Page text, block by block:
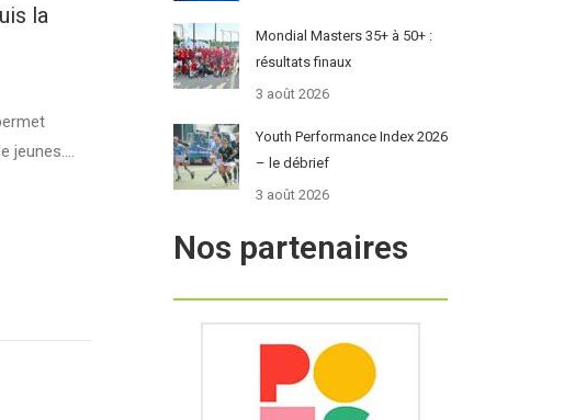
la
jeunes.…
Mondial Masters 35+ à 50+ :
résultats finaux
3 août 2026
Youth Performance Index 2026
– le débrief
3 août 2026
Nos partenaires